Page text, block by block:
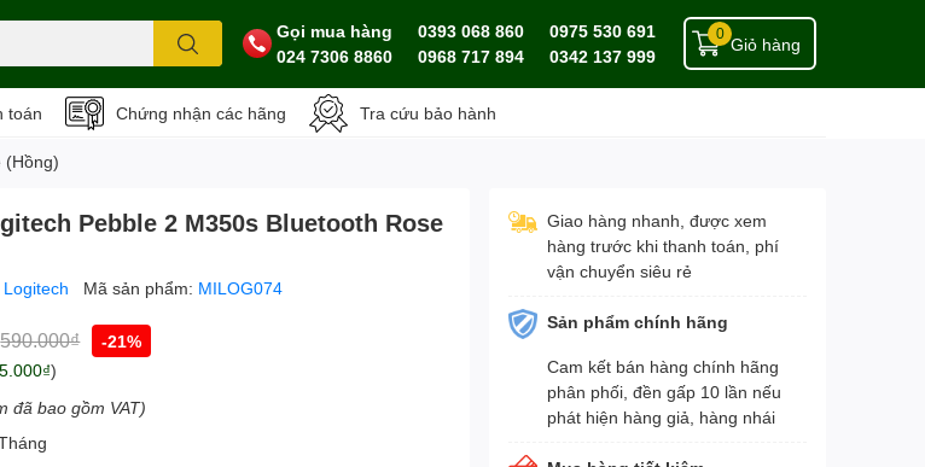
Gọi mua hàng
024 7306 8860
0393 068 860
0968 717 894
0975 530 691
0342 137 999
Giỏ hàng
0
toán Chứng nhận các hãng Tra cứu bảo hành
(Hồng)
Pebble 2 M350s Bluetooth Rose
Logitech Mã sản phẩm: MILOG074
590.000₫
-21%
)
đã bao gồm VAT)
Giao hàng nhanh, được xem
hàng trước khi thanh toán, phí
vận chuyển siêu rẻ
Sản phẩm chính hãng
Cam kết bán hàng chính hãng
phân phối, đền gấp 10 lần nếu
phát hiện hàng giả, hàng nhái